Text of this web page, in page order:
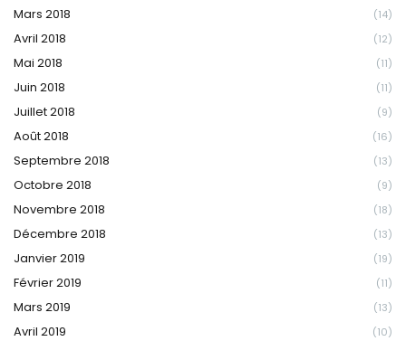
Mars 2018 (14)
Avril 2018 (12)
Mai 2018 (11)
Juin 2018 (11)
Juillet 2018 (9)
Août 2018 (16)
Septembre 2018 (13)
Octobre 2018 (9)
Novembre 2018 (18)
Décembre 2018 (13)
Janvier 2019 (19)
Février 2019 (11)
Mars 2019 (13)
Avril 2019 (10)